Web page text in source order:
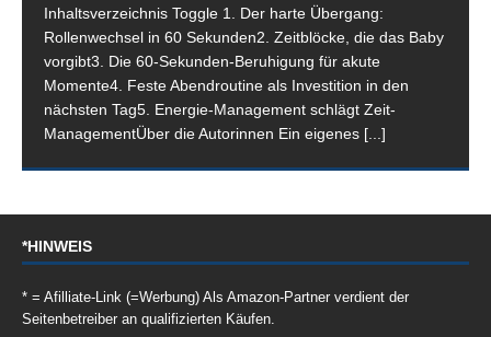
Inhaltsverzeichnis Toggle 1. Der harte Übergang:
Rollenwechsel in 60 Sekunden2. Zeitblöcke, die das Baby
vorgibt3. Die 60-Sekunden-Beruhigung für akute
Momente4. Feste Abendroutine als Investition in den
nächsten Tag5. Energie-Management schlägt Zeit-
ManagementÜber die Autorinnen Ein eigenes [...]
*HINWEIS
* = Afilliate-Link (=Werbung) Als Amazon-Partner verdient der
Seitenbetreiber an qualifizierten Käufen.